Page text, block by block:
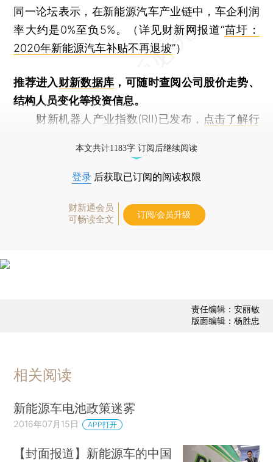
同一论坛表示，在新能源汽车产业链中，车企利润
率大约是0%至负5%。（详见财新网报道“苗圩：
2020年新能源汽车补贴不再退坡”）
推荐进入财新数据库 ，可随时查阅公司股价走势、
结构人员变化等投资信息。
财新机器人产业指数(RII)已发布， 点击了解行
本文共计1183字 订阅后继续阅读
登录 后获取已订阅的阅读权限
财新通会员
可畅读全文
订阅/会员升级
责任编辑：安丽敏
版面编辑：杨胜忠
相关阅读
新能源车电池政策迷雾
2016年07月15日 APP打开
【封面报道】新能源车的中国